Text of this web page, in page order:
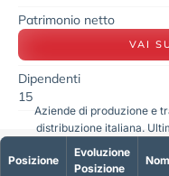
Patrimonio netto
VAI
Dipendenti
15
Posizione
Evoluzione
Posizione
Aziende di produzione e
distribuzione italiana.